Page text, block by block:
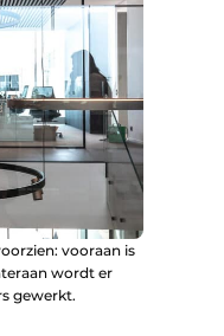
vooraan is
wordt er
gewerkt.